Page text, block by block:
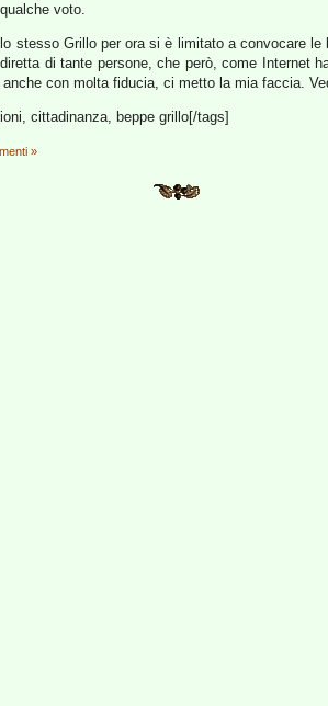
voto.
stesso Grillo per ora si è limitato a convocare le
di tante persone, che però, come
con molta fiducia, ci metto la mia faccia.
cittadinanza, beppe grillo[/tags]
»